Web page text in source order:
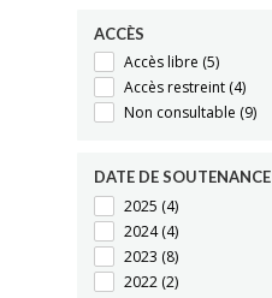
ACCÈS
Accès libre (5)
Accès restreint (4)
Non consultable (9)
DATE DE SOUTENANCE
2025 (4)
2024(4)
2023 (8)
2022 (2)